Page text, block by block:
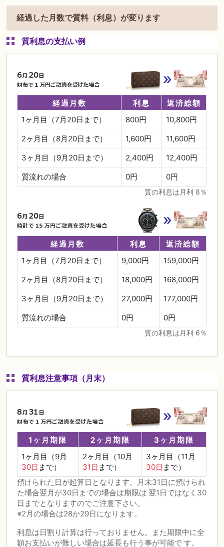
経過した月数で質料（利息）が変ります
質利息の支払い例
経過月数 利息
返済総額
1ヶ月目（7月20日まで）
800円
10,800円
2ヶ月目（8月20日まで）
1,600円
11,600円
3ヶ月目（9月20日まで）
2,400円
12,400円
質流れの場合
0円 0円
質の利息は月利 8％
経過月数 利息
返済総額
1ヶ月目（7月20日まで）
9,000円
159,000円
2ヶ月目（8月20日まで）
18,000円
168,000円
3ヶ月目（9月20日まで）
27,000円
177,000円
質流れの場合
0円 0円
質の利息は月利 6％
質利息注意事項（月末）
1ヶ月期限 2ヶ月期限
3ヶ月期限
1ヶ月目（9月
30日 まで）
2ヶ月目（10月
31日 まで）
3ヶ月目（11月
30日 まで）
預けられた日が起算日となります。月末31日に預けられ
た場合翌月が30日までの場合は期限は 翌1日ではなく30
日までとなりますのでご注意下さい。
※2月の場合は28か29日になります。
利息は日割り計算は行っておりません。また期限中に全
額お支払いが難しい場合は延長も行う事が可能で す。